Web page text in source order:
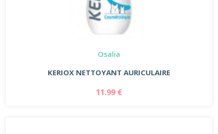
Osalia
KERIOX NETTOYANT AURICULAIRE
11.99 €